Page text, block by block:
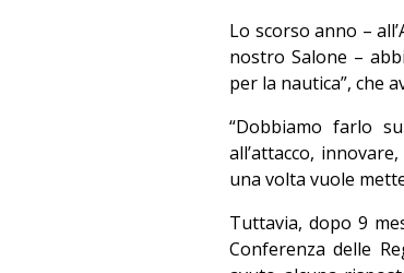
Lo scorso anno –
nostro Salone –
per la nautica”, che
“Dobbiamo farlo
all’attacco,
una volta vuole
Tuttavia, dopo 9
Conferenza delle